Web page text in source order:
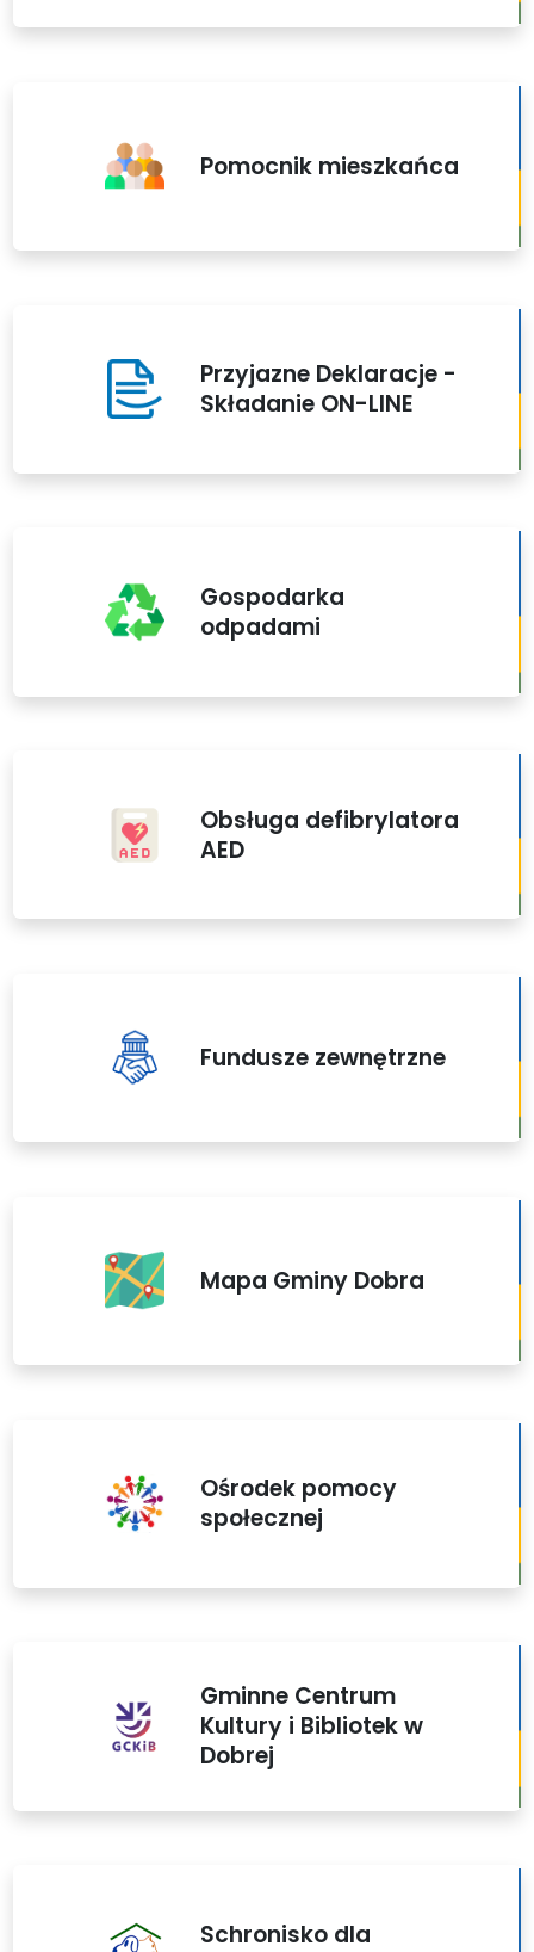
Pomocnik mieszkańca
Przyjazne Deklaracje -
Składanie ON-LINE
Gospodarka
odpadami
Obsługa defibrylatora
AED
Fundusze zewnętrzne
Mapa Gminy Dobra
Ośrodek pomocy
społecznej
Gminne Centrum
Kultury i Bibliotek w
Dobrej
Schronisko dla